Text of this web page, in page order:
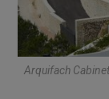
Arquifach